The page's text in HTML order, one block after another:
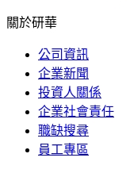
關於研華
公司資訊
企業新聞
投資人關係
企業社會責任
職缺搜尋
員工專區